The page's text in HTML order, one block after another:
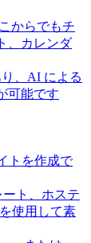
からでもチ
、カレンダ
、AI による
可能です
トを作成で
ト、ホステ
使用して素